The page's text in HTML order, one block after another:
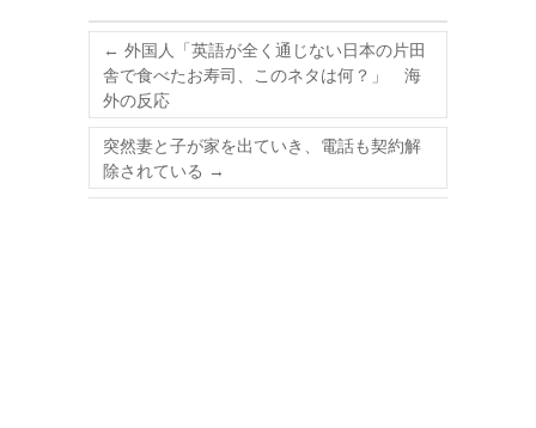
← 外国人「英語が全く通じない日本の片田
舎で食べたお寿司、このネタは何？」 海
外の反応
突然妻と子が家を出ていき、電話も契約解
除されている →